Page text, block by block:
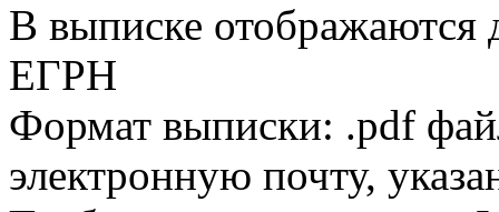
В выписке
ЕГРН
Формат выписки: .pdf
электронную почту,